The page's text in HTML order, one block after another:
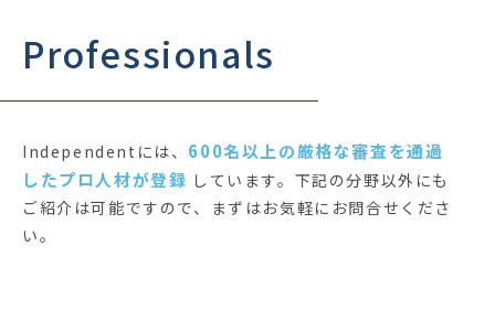
Professionals
Independentには、 600名以上の厳格な審査を通過
したプロ人材が登録 しています。下記の分野以外にも
ご紹介は可能ですので、まずはお気軽にお問合せくださ
い。